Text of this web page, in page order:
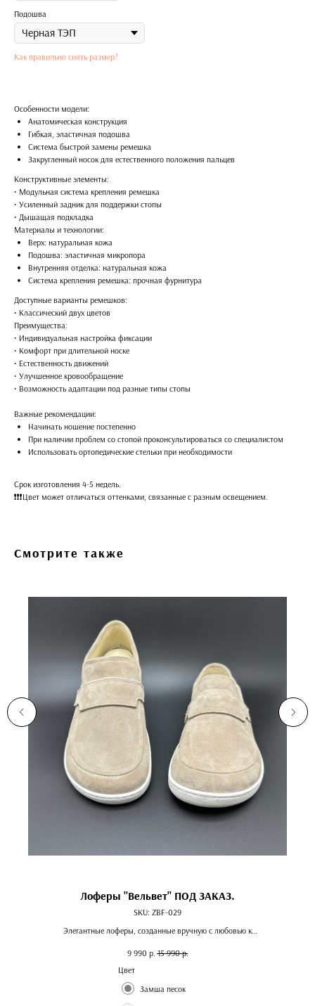
Подошва
Как правильно снять размер?
Особенности модели:
Анатомическая конструкция
Гибкая, эластичная подошва
Система быстрой замены ремешка
Закругленный носок для естественного положения пальцев
Конструктивные элементы:
• Модульная система крепления ремешка
• Усиленный задник для поддержки стопы
• Дышащая подкладка
Материалы и технологии:
Верх: натуральная кожа
Подошва: эластичная микропора
Внутренняя отделка: натуральная кожа
Система крепления ремешка: прочная фурнитура
Доступные варианты ремешков:
• Классический двух цветов
Преимущества:
• Индивидуальная настройка фиксации
• Комфорт при длительной носке
• Естественность движений
• Улучшенное кровообращение
• Возможность адаптации под разные типы стопы
Важные рекомендации:
Начинать ношение постепенно
При наличии проблем со стопой проконсультироваться со специалистом
Использовать ортопедические стельки при необходимости
Срок изготовления 4-5 недель.
❗️❗️❗️Цвет может отличаться оттенками, связанные с разным освещением.
Смотрите также
Лоферы "Вельвет" ПОД ЗАКАЗ.
SKU: ZBF-029
Элегантные лоферы, созданные вручную с любовью к
конструкцией, которая обеспечивает непревзойденный
комфорт и естественное положение стопы.
9 990 р. 15 990 р.
Цвет
Замша песок